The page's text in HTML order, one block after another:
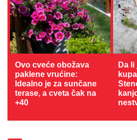
Ovo cveće obožava
paklene vrućine:
Idealno je za sunčane
terase, a cveta čak na
+40
Da